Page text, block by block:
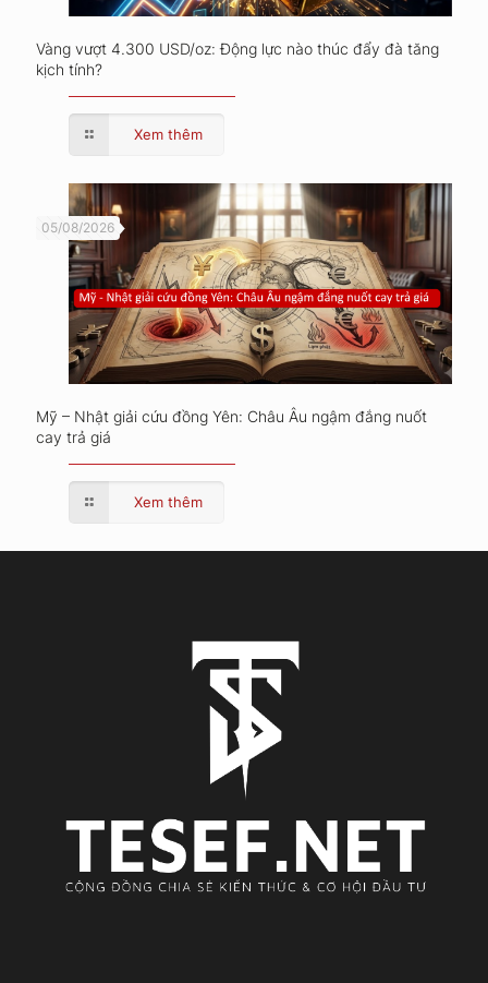
Vàng vượt 4.300 USD/oz: Động lực nào thúc đẩy đà tăng
kịch tính?
Xem thêm
05/08/2026
Mỹ – Nhật giải cứu đồng Yên: Châu Âu ngậm đắng nuốt
cay trả giá
Xem thêm